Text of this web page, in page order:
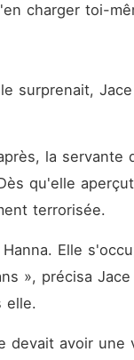
charger toi-
surprenait,
la servante
qu'elle
terrorisée.
Elle
», précisa
elle.
devait avoir une